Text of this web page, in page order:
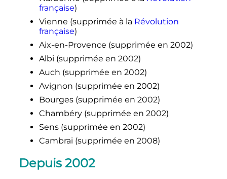
française)
Vienne (supprimée à la Révolution
française)
Aix-en-Provence (supprimée en 2002)
Albi (supprimée en 2002)
Auch (supprimée en 2002)
Avignon (supprimée en 2002)
Bourges (supprimée en 2002)
Chambéry (supprimée en 2002)
Sens (supprimée en 2002)
Cambrai (supprimée en 2008)
Depuis 2002